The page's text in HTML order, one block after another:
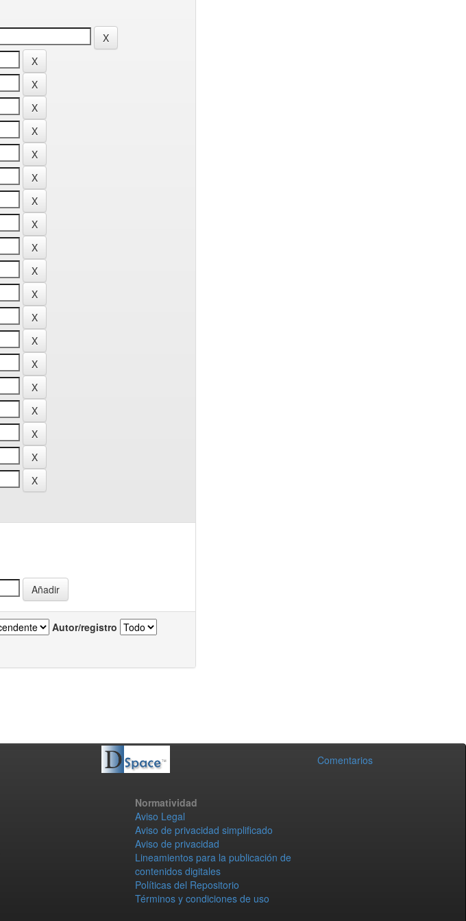
Autor/registro
Comentarios
Normatividad
Aviso Legal
Aviso de privacidad simplificado
Aviso de privacidad
Lineamientos para la publicación de
contenidos digitales
Políticas del Repositorio
Términos y condiciones de uso